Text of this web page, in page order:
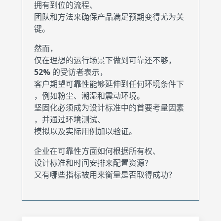
拥有到位的流程、
团队和方法来确保产品满足预期变得尤为关
键。
然而，
仅在理想的运行场景下做到可靠还不够，
52% 的受访者表示，
客户期望可靠性能够延伸到任何环境条件下
，例如粉尘、潮湿和震动环境。
坚固化必须成为设计标准中的首要考量因素
，并通过环境测试、
模拟以及实际用例加以验证。
企业在可靠性方面如何根据所有权、
设计标准和时间安排来配置资源？
又有哪些指标被用来衡量是否取得成功？